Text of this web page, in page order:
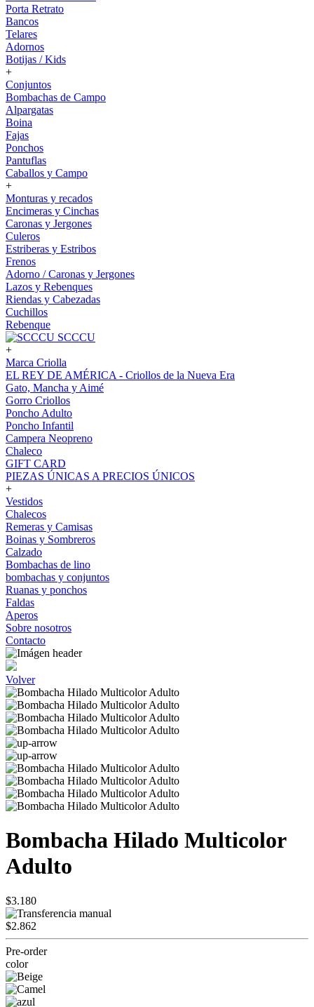
Porta Retrato
Bancos
Telares
Adornos
Botijas / Kids
+
Conjuntos
Bombachas de Campo
Alpargatas
Boina
Fajas
Ponchos
Pantuflas
Caballos y Campo
+
Monturas y recados
Encimeras y Cinchas
Caronas y Jergones
Culeros
Estriberas y Estribos
Frenos
Adorno / Caronas y Jergones
Lazos y Rebenques
Riendas y Cabezadas
Cuchillos
Rebenque
SCCCU
+
Marca Criolla
EL REY DE AMÉRICA - Criollos de la Nueva Era
Gato, Mancha y Aimé
Gorro Criollos
Poncho Adulto
Poncho Infantil
Campera Neopreno
Chaleco
GIFT CARD
PIEZAS ÚNICAS A PRECIOS ÚNICOS
+
Vestidos
Chalecos
Remeras y Camisas
Boinas y Sombreros
Calzado
Bombachas de lino
bombachas y conjuntos
Ruanas y ponchos
Faldas
Aperos
Sobre nosotros
Contacto
Volver
Bombacha Hilado Multicolor
Adulto
$3.180
$2.862
Pre-order
color